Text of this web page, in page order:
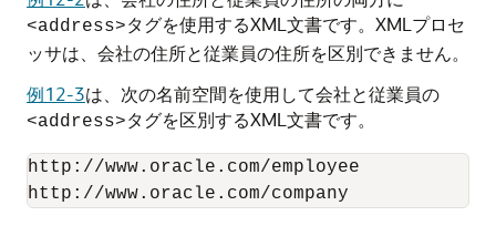
<address>タグを使用するXML文書です。XMLプロセ
ッサは、会社の住所と従業員の住所を区別できません。
例12-3は、次の名前空間を使用して会社と従業員の
<address>タグを区別するXML文書です。
http://www.oracle.com/employee